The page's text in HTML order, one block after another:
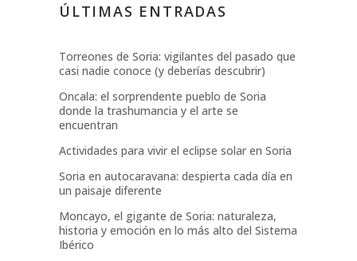
ÚLTIMAS ENTRADAS
Torreones de Soria: vigilantes del pasado que
casi nadie conoce (y deberías descubrir)
Oncala: el sorprendente pueblo de Soria
donde la trashumancia y el arte se
encuentran
Actividades para vivir el eclipse solar en Soria
Soria en autocaravana: despierta cada día en
un paisaje diferente
Moncayo, el gigante de Soria: naturaleza,
historia y emoción en lo más alto del Sistema
Ibérico